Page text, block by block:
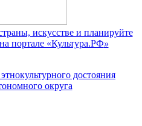
искусстве и планируйте
портале «Культура.РФ»
достояния
округа